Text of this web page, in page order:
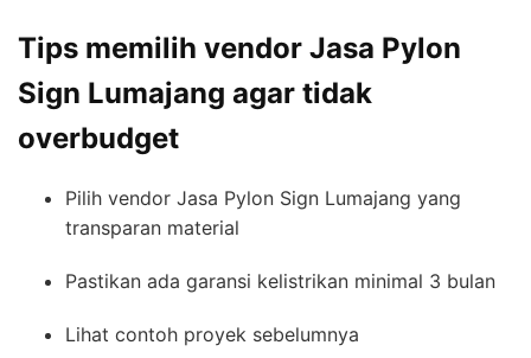
Tips memilih vendor Jasa Pylon
Sign Lumajang agar tidak
overbudget
Pilih vendor Jasa Pylon Sign Lumajang yang
transparan material
Pastikan ada garansi kelistrikan minimal 3 bulan
Lihat contoh proyek sebelumnya